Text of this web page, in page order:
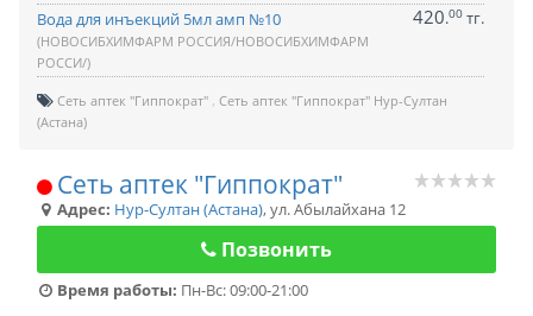
Вода для инъекций 5мл амп №10
(НОВОСИБХИМФАРМ РОССИЯ/НОВОСИБХИМФАРМ
РОССИ/)
420.00 тг.
Сеть аптек "Гиппократ" Сеть аптек "Гиппократ" Нур-Султан
(Астана)
Сеть аптек "Гиппократ"
Адрес: Нур-Султан (Астана),ул. Абылайхана 12
Позвонить
Время работы: Пн-Вс: 09:00-21:00